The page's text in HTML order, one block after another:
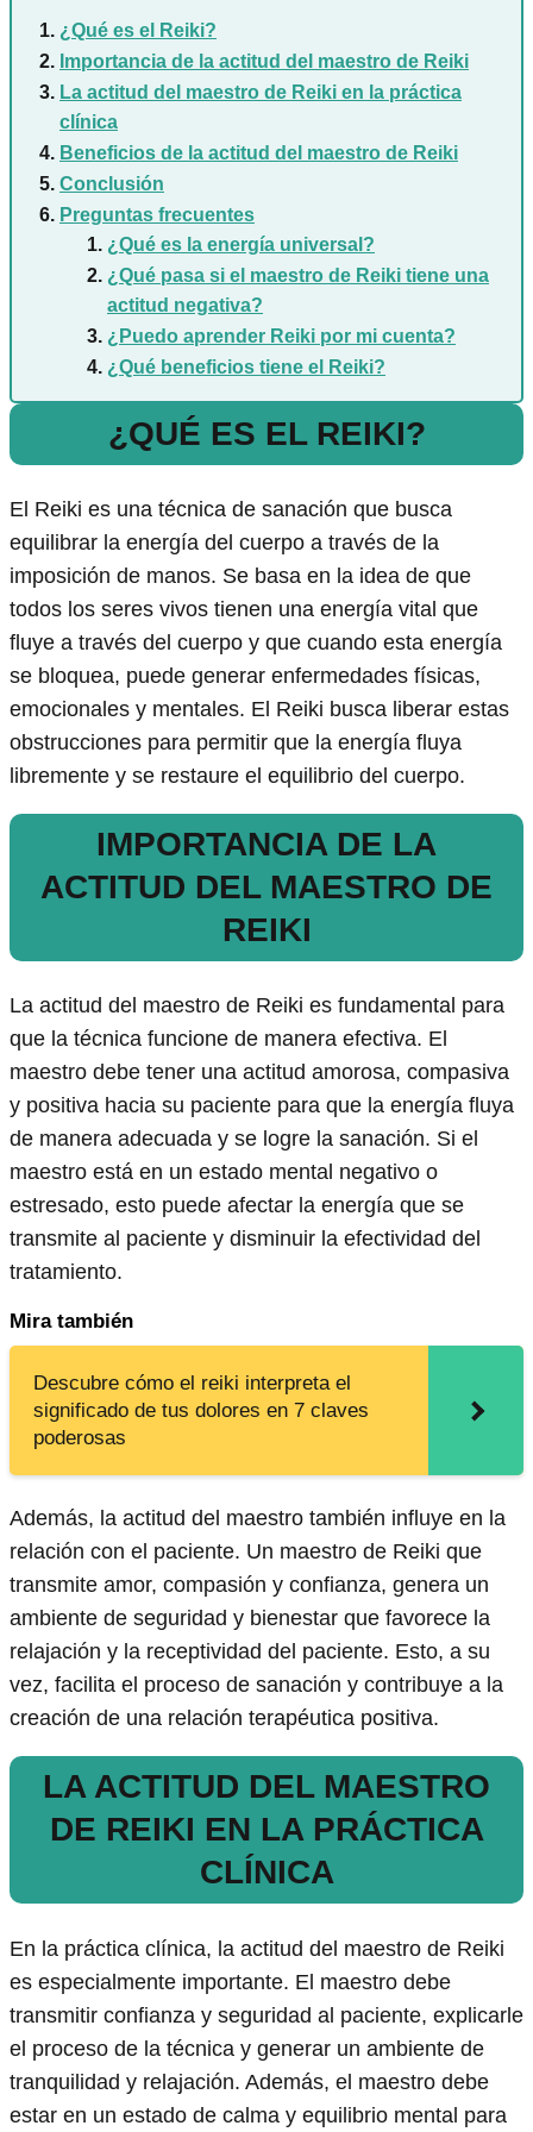
¿Qué es el Reiki?
Importancia de la actitud del maestro de Reiki
La actitud del maestro de Reiki en la práctica
clínica
Beneficios de la actitud del maestro de Reiki
Conclusión
Preguntas frecuentes
¿Qué es la energía universal?
¿Qué pasa si el maestro de Reiki tiene una
actitud negativa?
¿Puedo aprender Reiki por mi cuenta?
¿Qué beneficios tiene el Reiki?
¿QUÉ ES EL REIKI?
El Reiki es una técnica de sanación que busca
equilibrar la energía del cuerpo a través de la
imposición de manos. Se basa en la idea de que
todos los seres vivos tienen una energía vital que
fluye a través del cuerpo y que cuando esta energía
se bloquea, puede generar enfermedades físicas,
emocionales y mentales. El Reiki busca liberar estas
obstrucciones para permitir que la energía fluya
libremente y se restaure el equilibrio del cuerpo.
IMPORTANCIA DE LA
ACTITUD DEL MAESTRO DE
REIKI
La actitud del maestro de Reiki es fundamental para
que la técnica funcione de manera efectiva. El
maestro debe tener una actitud amorosa, compasiva
y positiva hacia su paciente para que la energía fluya
de manera adecuada y se logre la sanación. Si el
maestro está en un estado mental negativo o
estresado, esto puede afectar la energía que se
transmite al paciente y disminuir la efectividad del
tratamiento.
Mira también
Descubre cómo el reiki interpreta el
significado de tus dolores en 7 claves
poderosas
Además, la actitud del maestro también influye en la
relación con el paciente. Un maestro de Reiki que
transmite amor, compasión y confianza, genera un
ambiente de seguridad y bienestar que favorece la
relajación y la receptividad del paciente. Esto, a su
vez, facilita el proceso de sanación y contribuye a la
creación de una relación terapéutica positiva.
LA ACTITUD DEL MAESTRO
DE REIKI EN LA PRÁCTICA
CLÍNICA
En la práctica clínica, la actitud del maestro de Reiki
es especialmente importante. El maestro debe
transmitir confianza y seguridad al paciente, explicarle
el proceso de la técnica y generar un ambiente de
tranquilidad y relajación. Además, el maestro debe
estar en un estado de calma y equilibrio mental para